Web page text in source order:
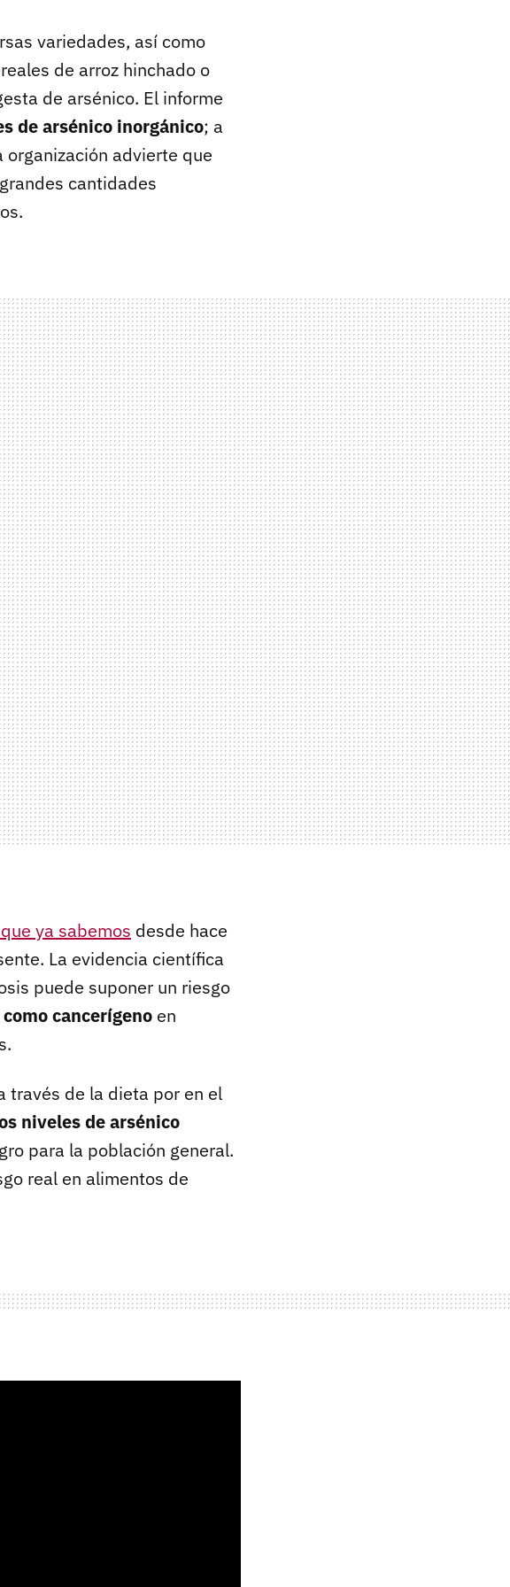
variedades, así como
de arroz hinchado o
de arsénico. El informe
de arsénico inorgánico; a
advierte que
cantidades
ya sabemos desde hace
La evidencia científica
puede suponer un riesgo
cancerígeno en
través de la dieta por en el
niveles de arsénico
para la población general.
real en alimentos de